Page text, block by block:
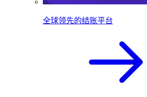
全球领先的结账平台